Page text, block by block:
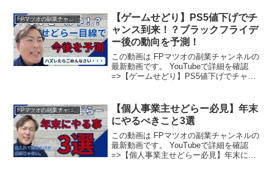
FPマツオの副業チャンネル
【ゲームせどり】PS5値下げでチ
ャンス到来！？ブラックフライデ
ー後の動向を予測！
この動画は FPマツオの副業チャンネルの
最新動画です。 YouTubeで詳細を確認
=>【ゲームせどり】PS5値下げでチャン
FPマツオの副業チャンネル
【個人事業主せどらー必見】年末
にやるべきこと3選
この動画は FPマツオの副業チャンネルの
最新動画です。 YouTubeで詳細を確認
=>【個人事業主せどらー必見】年末にや